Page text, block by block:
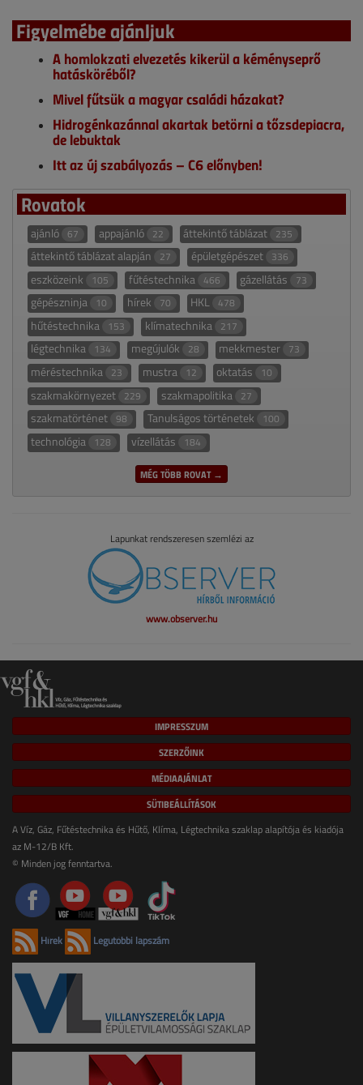
Figyelmébe ajánljuk
A homlokzati elvezetés kikerül a kéményseprő
hatásköréből?
Mivel fűtsük a magyar családi házakat?
Hidrogénkazánnal akartak betörni a tőzsdepiacra,
de lebuktak
Itt az új szabályozás – C6 előnyben!
Rovatok
ajánló 67 appajánló 22 áttekintő táblázat 235
áttekintő táblázat alapján 27 épületgépészet 336
eszközeink 105 fűtéstechnika 466 gázellátás 73
gépészninja 10 hírek 70 HKL 478
hűtéstechnika 153 klímatechnika 217
légtechnika 134 megújulók 28 mekkmester 73
méréstechnika 23 mustra 12 oktatás 10
szakmakörnyezet 229 szakmapolitika 27
szakmatörténet 98 Tanulságos történetek 100
technológia 128 vízellátás 184
MÉG TÖBB ROVAT →
Lapunkat rendszeresen szemlézi az
www.observer.hu
IMPRESSZUM
SZERZŐINK
MÉDIAAJÁNLAT
SÜTIBEÁLLÍTÁSOK
A Víz, Gáz, Fűtéstechnika és Hűtő, Klíma, Légtechnika szaklap alapítója és kiadója
az M-12/B Kft.
© Minden jog fenntartva.
Hírek Legutóbbi lapszám